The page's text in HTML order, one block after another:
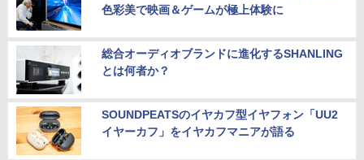
色彩美で映画＆ゲームが極上体験に
総合オーディオブランドに進化するSHANLING
とは何者か？
SOUNDPEATSのイヤカフ型イヤフォン「UU2
イヤーカフ」をイヤカフマニアが語る